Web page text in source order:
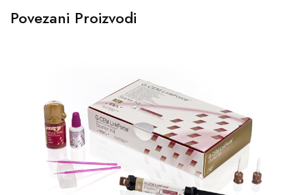
Povezani Proizvodi